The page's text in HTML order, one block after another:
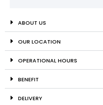
ABOUT US
OUR LOCATION
OPERATIONAL HOURS
BENEFIT
DELIVERY